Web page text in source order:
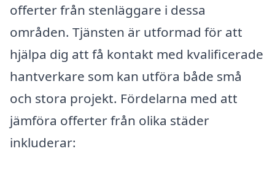
offerter från stenläggare i dessa
områden. Tjänsten är utformad för att
hjälpa dig att få kontakt med kvalificerade
hantverkare som kan utföra både små
och stora projekt. Fördelarna med att
jämföra offerter från olika städer
inkluderar: